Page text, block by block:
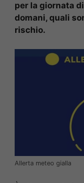
per la giornata
domani, quali
rischio.
Allerta meteo gialla